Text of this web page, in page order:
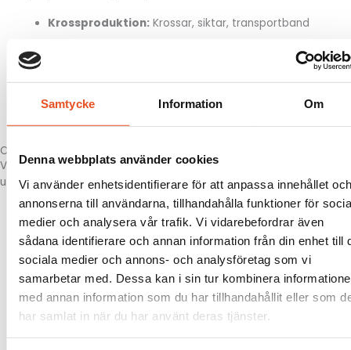
Samtycke Information Om
Denna webbplats använder cookies
Vi använder enhetsidentifierare för att anpassa innehållet och
annonserna till användarna, tillhandahålla funktioner för
medier och analysera vår trafik. Vi vidarebefordrar även
sådana identifierare och annan information från din enhet till
sociala medier och annons- och analysföretag som vi
samarbetar med. Dessa kan i sin tur kombinera
med annan information som du har tillhandahållit eller som
har samlat in när du har använt deras tjänster.
Krossproduktion: Krossar, siktar, transportband
Grävmaskiner, hjullastare, tippbilar,
Åkerinäring: Lastväxlare, släp, kranbilar, hjullastare
Certifiering av genomfört arbete
Vi har all nödvändig utrustning samt personal med relevanta
utbildningar ochcertifikatför att utföra arbete av denna typ.
Kontakta oss